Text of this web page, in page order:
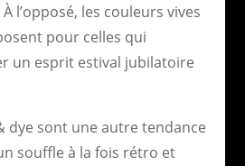
l’opposé, les couleurs vives
pour celles qui
un esprit estival jubilatoire
dye sont une autre tendance
souffle à la fois rétro et